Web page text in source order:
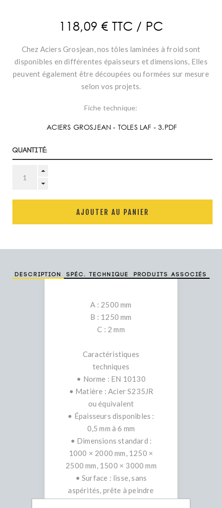
118,09 € TTC / PC
Chez Aciers Grosjean, nos tôles laminées à froid sont
disponibles en différentes épaisseurs et dimensions, Elles
peuvent également être découpées ou formées sur mesure
selon vos projets.
Fiche technique:
ACIERS GROSJEAN - TOLES LAF - 3.PDF
Quantité:
AJOUTER AU PANIER
Description Spéc. technique Produits associés
A : 2500 mm
B : 1250 mm
C : 2 mm
Caractéristiques
techniques
• Norme : EN 10130
• Matière : Acier S235JR
ou équivalent
• Épaisseurs disponibles :
0,5 mm à 6 mm
• Dimensions standard :
1000 × 2000 mm, 1250 ×
2500 mm, 1500 × 3000 mm
• Surface : lisse, sans
aspérités, prête à peindre